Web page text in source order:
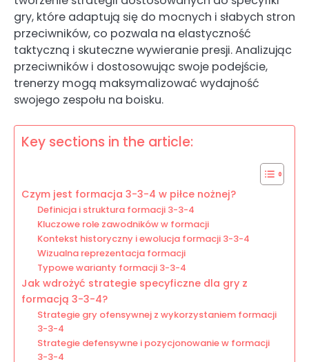
gry, które adaptują się do mocnych i słabych stron
przeciwników, co pozwala na elastyczność
taktyczną i skuteczne wywieranie presji. Analizując
przeciwników i dostosowując swoje podejście,
trenerzy mogą maksymalizować wydajność
swojego zespołu na boisku.
Key sections in the article:
Czym jest formacja 3-3-4 w piłce nożnej?
Definicja i struktura formacji 3-3-4
Kluczowe role zawodników w formacji
Kontekst historyczny i ewolucja formacji 3-3-4
Wizualna reprezentacja formacji
Typowe warianty formacji 3-3-4
Jak wdrożyć strategie specyficzne dla gry z
formacją 3-3-4?
Strategie gry ofensywnej z wykorzystaniem formacji
3-3-4
Strategie defensywne i pozycjonowanie w formacji
3-3-4